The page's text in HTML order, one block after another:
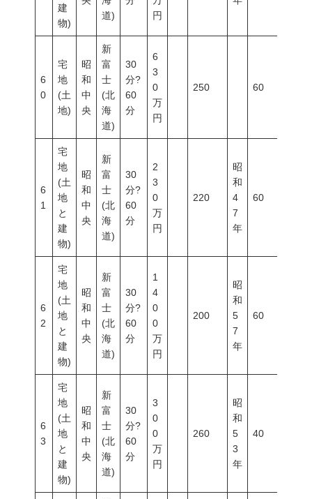
建
物)
道)
円
6
0
宅
地
(土
地)
昭
和
中
央
新
富
士
(北
海
道)
30
分?
60
分
6
3
0
万
円
250 60
6
1
宅
地
(土
地
と
建
物)
昭
和
中
央
新
富
士
(北
海
道)
30
分?
60
分
2
3
0
万
円
220
昭
和
4
7
年
60
6
2
宅
地
(土
地
と
建
物)
昭
和
中
央
新
富
士
(北
海
道)
30
分?
60
分
1
4
0
0
万
円
200
昭
和
5
7
年
60
6
3
宅
地
(土
地
と
建
物)
昭
和
中
央
新
富
士
(北
海
道)
30
分?
60
分
3
0
0
万
円
260
昭
和
5
3
年
40